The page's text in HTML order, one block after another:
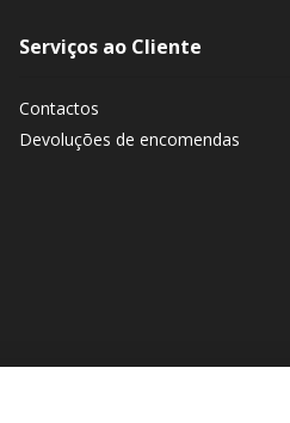
Serviços ao Cliente
Contactos
Devoluções de encomendas